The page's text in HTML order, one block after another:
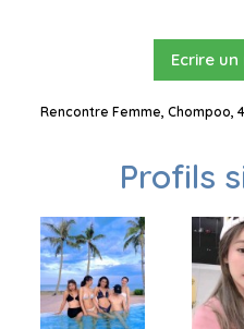
Ecrire
Rencontre Femme, Chompoo,
Profils